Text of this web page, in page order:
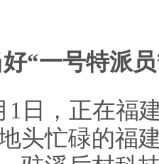
“一号特派
，正在福建
头忙碌的福